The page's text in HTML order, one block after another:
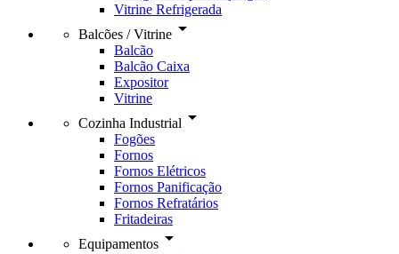
Vitrine Refrigerada
Balcões / Vitrine arrow_drop_down
Balcão
Balcão Caixa
Expositor
Vitrine
Cozinha Industrial arrow_drop_down
Fogões
Fornos
Fornos Elétricos
Fornos Panificação
Fornos Refratários
Fritadeiras
Equipamentos arrow_drop_down